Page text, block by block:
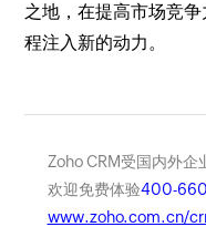
之地，在提高市场竞
程注入新的动力。
Zoho CRM受国内外企
欢迎免费体验400-
www.zoho.com.cn/